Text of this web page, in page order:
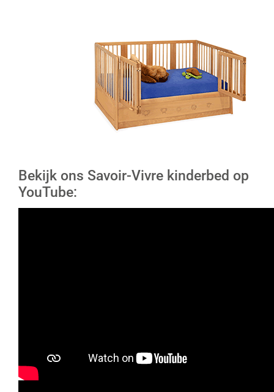
Bekijk ons Savoir-Vivre kinderbed op
YouTube: